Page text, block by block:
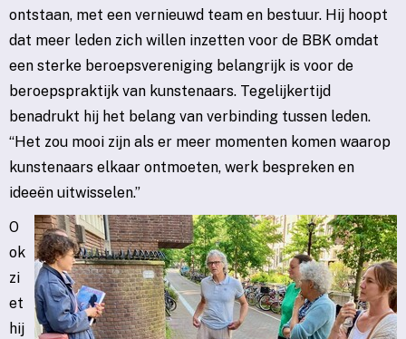
ontstaan, met een vernieuwd team en bestuur. Hij hoopt
dat meer leden zich willen inzetten voor de BBK omdat
een sterke beroepsvereniging belangrijk is voor de
beroepspraktijk van kunstenaars. Tegelijkertijd
benadrukt hij het belang van verbinding tussen leden.
“Het zou mooi zijn als er meer momenten komen waarop
kunstenaars elkaar ontmoeten, werk bespreken en
ideeën uitwisselen.”
O
ok
zi
et
hij